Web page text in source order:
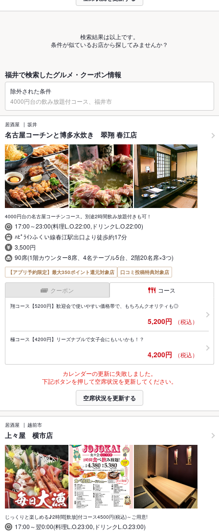
検索結果は以上です。
条件が似ているお店から探してみませんか？
福井で検索したグルメ・クーポン情報
除外された条件
4000円台の飲み放題付コース、福井市
居酒屋 坂井
名古屋コーチンと博多水炊き 翠翔 春江店
4000円台の名古屋コーチンコース。別途2時間飲み放題付きも可！
17:00～23:00(料理L.O.22:00,ドリンクL.O.22:00)
ﾊﾋﾟﾗｲﾝふくい線春江駅出口より徒歩約17分
3,500円
90席(1階カウンター8席、4名テーブル5台、2階20名席×3つ)
【アプリ予約限定】最大350ポイント還元対象店 口コミ投稿特典対象店
クーポン コース
翔コース【5200円】歓迎会で使いやすい価格帯で、もちろんクオリティも◎
5,200円 （税込）
極コース【4200円】リーズナブルで女子会にもいいかも！？
4,200円 （税込）
カレンダーの更新に失敗しました。
下記ボタンを押して空席状況を更新してください。
空席状況を更新する
居酒屋 越前市
上々屋 横市店
じっくりと楽しめる♪2時間[飲放]付コース4500円(税込)～ご用意!
17:00～翌0:00(料理L.O.23:00,ドリンクL.O.23:00)